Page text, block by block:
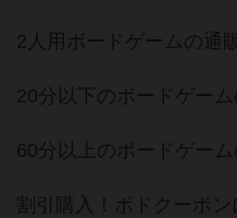
2人用ボードゲームの通
20分以下のボードゲー
60分以上のボードゲー
割引購入！ボドクーポン